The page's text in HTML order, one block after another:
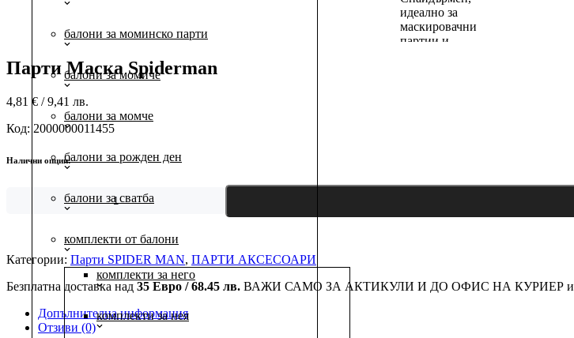
балони за моминско парти
балони за момиче
балони за момче
балони за рожден ден
балони за сватба
комплекти от балони
комплекти за него
комплекти за нея
Парти Маска Spiderman
4,81 € / 9,41 лв.
Код: 2000000011455
Налични опции:
количество
Маска
Spiderman
Категории: Парти SPIDER MAN, ПАРТИ АКСЕСОАРИ
Безплатна доставка над 35 Евро / 68.45 лв. ВАЖИ САМО ЗА АКТИКУЛИ И ДО ОФИС НА КУРИЕР и
Допълнителна информация
Отзиви (0)